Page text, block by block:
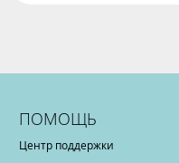
ПОМОЩЬ
Центр поддержки